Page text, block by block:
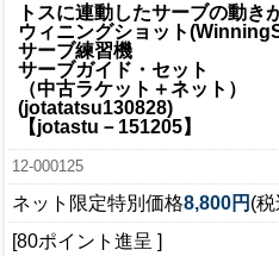
トスに連動したサーブの動き
ウィニングショット
サーブ練習機
サーブガイド・セット
（中古ラケット＋ネット）
(jotatatsu130828)
【jotastu－151205】
12-000125
ネット限定特別価格8,800円 (
[80ポイント進呈 ]